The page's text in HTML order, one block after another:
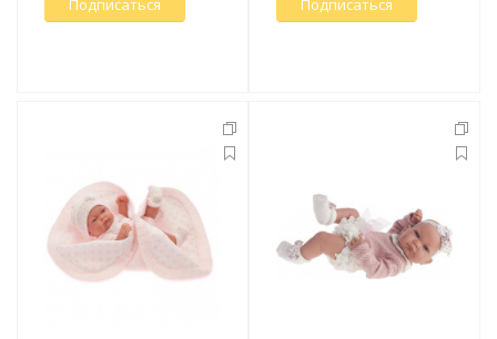
Подписаться Подписаться